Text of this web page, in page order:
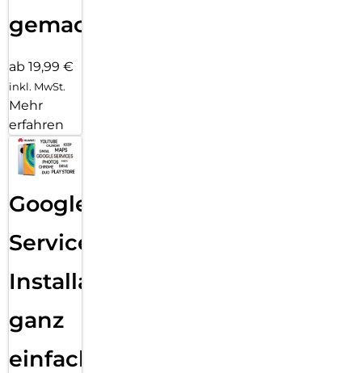
gemacht!
ab 19,99 €
inkl. MwSt.
Mehr
erfahren
Google
Services
Installation
ganz
einfach